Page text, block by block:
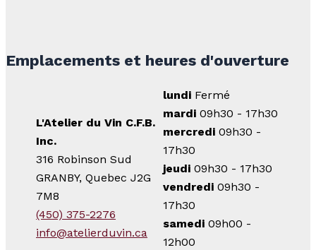
Emplacements et heures d'ouverture
L'Atelier du Vin C.F.B.
Inc.
316 Robinson Sud
GRANBY, Quebec J2G
7M8
(450) 375-2276
info@atelierduvin.ca
lundi Fermé
mardi 09h30 - 17h30
mercredi 09h30 -
17h30
jeudi 09h30 - 17h30
vendredi 09h30 -
17h30
samedi 09h00 -
12h00